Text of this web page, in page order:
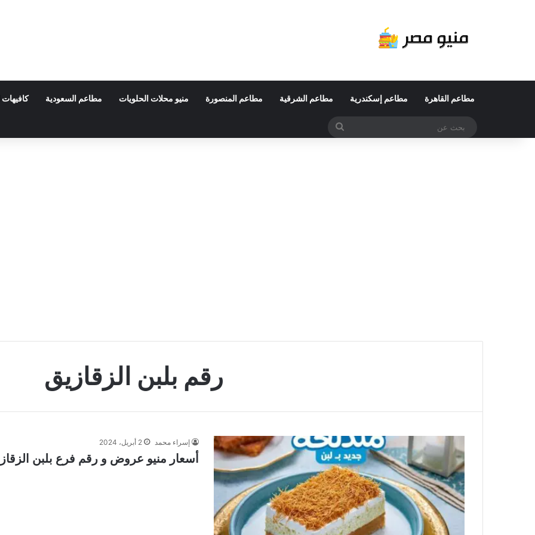
مطاعم القاهرة مطاعم إسكندرية مطاعم الشرقية مطاعم المنصورة منيو محلات الحلويات مطاعم السعودية
رقم بلبن الزقازيق
إسراء محمد 2 أبريل، 2024
أسعار منيو عروض و رقم فرع بلبن الزقازيق